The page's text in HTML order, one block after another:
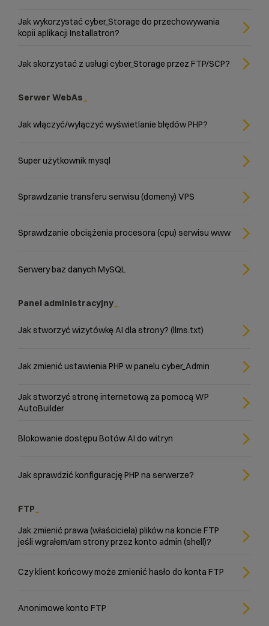
Jak wykorzystać cyber_Storage do przechowywania
kopii aplikacji Installatron?
Jak skorzystać z usługi cyber_Storage przez FTP/SCP?
Serwer WebAs
Jak włączyć/wyłączyć wyświetlanie błędów PHP?
Super użytkownik mysql
Sprawdzanie transferu serwisu (domeny) VPS
Sprawdzanie obciążenia procesora (cpu) serwisu www
Serwery baz danych MySQL
Panel administracyjny
Jak stworzyć wizytówkę AI dla strony? (llms.txt)
Jak zmienić ustawienia PHP w panelu cyber_Admin
Jak stworzyć stronę internetową za pomocą WP
AutoBuilder
Blokowanie dostępu Botów AI do witryn
Jak sprawdzić konfigurację PHP na serwerze?
FTP
Jak zmienić prawa (właściciela) plików na koncie FTP
jeśli wgrałem/am strony przez konto admin (shell)?
Czy klient końcowy może zmienić hasło do konta FTP
Anonimowe konto FTP